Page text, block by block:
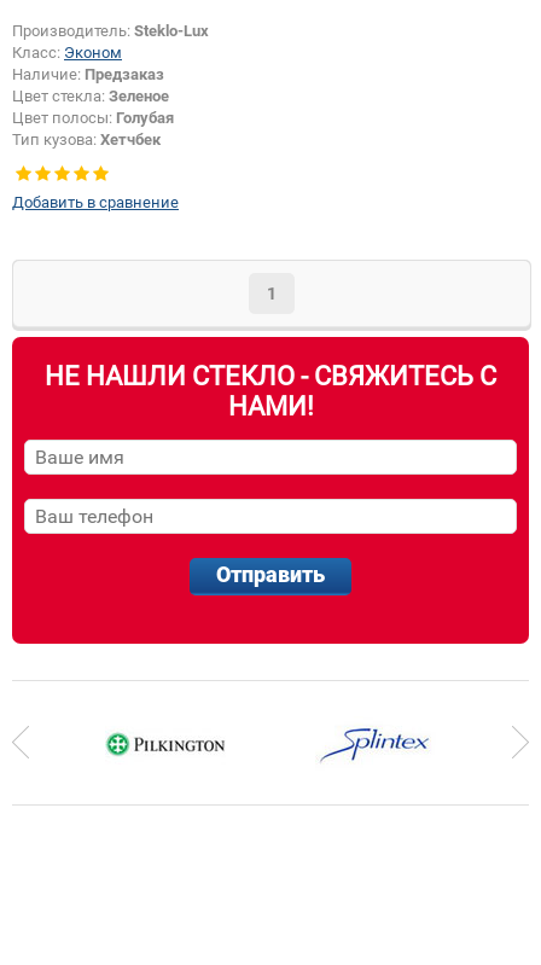
Производитель: Steklo-Lux
Класс: Эконом
Наличие: Предзаказ
Цвет стекла: Зеленое
Цвет полосы: Голубая
Тип кузова: Хетчбек
Добавить в сравнение
1
НЕ НАШЛИ СТЕКЛО - СВЯЖИТЕСЬ С
НАМИ!
Отправить